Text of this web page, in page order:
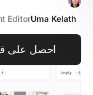
Uma Kelath
Editor
احصل على